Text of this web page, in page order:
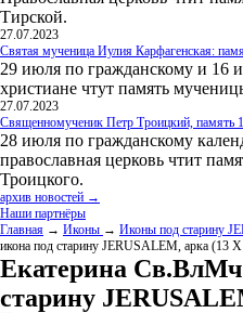
Тирской.
27.07.2023
Святая мученица Иулия Карфагенская:
29 июля по гражданскому и 16
христиане чтут память
27.07.2023
Священномученик Петр Троицкий, память
28 июля по гражданскому
православная церковь чтит
Троицкого.
архив новостей →
Наши партнёры
Главная → Иконы → Иконы под старину
икона под старину JERUSALEM, арка (13
Екатерина
старину